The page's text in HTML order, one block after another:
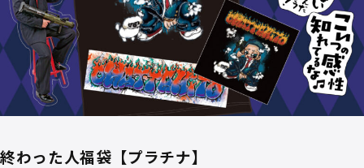
終わった人福袋【プラチナ】